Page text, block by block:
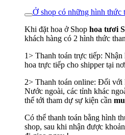
Ở shop có những hình thức
Khi đặt hoa ở Shop hoa tươi
khách hàng có 2 hình thức
1> Thanh toán trực tiếp: Nhận
hoa trực tiếp cho shipper tại
2> Thanh toán online: Đối với
Nước ngoài, các tỉnh khác
thể tới tham dự sự kiện cần
Có thể thanh toán bằng hình
shop, sau khi nhận được